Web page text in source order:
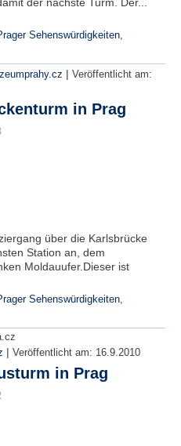
Sehenswürdigkeiten,
| Veröffentlicht am:
in Prag
über die Karlsbrücke
Station an, dem
Moldauufer.Dieser ist
Sehenswürdigkeiten,
| Veröffentlicht am: 16.9.2010
in Prag